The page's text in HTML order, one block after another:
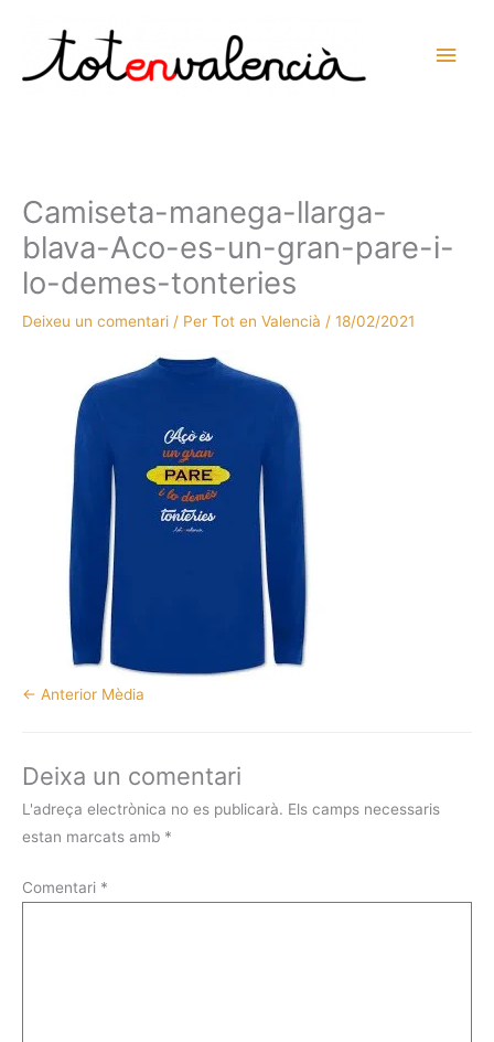
contingut
Camiseta-manega-llarga-
blava-Aco-es-un-gran-pare-i-
lo-demes-tonteries
Deixeu un comentari / Per Tot en Valencià / 18/02/2021
← Anterior Mèdia
Deixa un comentari
L'adreça electrònica no es publicarà. Els camps necessaris
estan marcats amb *
Comentari *